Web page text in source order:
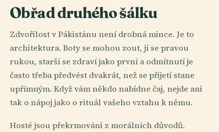
Obřad druhého šálku
Zdvořilost v Pákistánu není drobná mince. Je to
architektura. Boty se mohou zout, jí se pravou
rukou, starší se zdraví jako první a odmítnutí je
často třeba předvést dvakrát, než se přijetí stane
upřímným. Když vám někdo nabídne čaj, nejde ani
tak o nápoj jako o rituál vašeho vztahu k němu.
Hosté jsou překrmováni z morálních důvodů.